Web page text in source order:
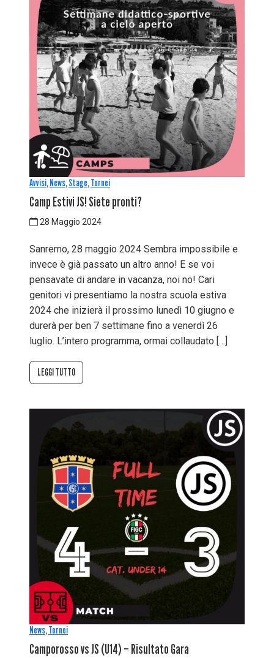
Avvisi,News,Stage,Tornei
Camp Estivi JS! Siete pronti?
28 Maggio 2024
Sanremo, 28 maggio 2024 Sembra impossibile e
invece è già passato un altro anno! E se voi
pensavate di andare in vacanza, noi no! Cari
genitori vi presentiamo la nostra scuola estiva
2024 che inizierà il prossimo lunedì 10 giugno e
durerà per ben 7 settimane fino a venerdì 26
luglio. L’intero programma, ormai collaudato […]
LEGGI TUTTO
News,Tornei
Camporosso vs JS (U14) – Risultato Gara